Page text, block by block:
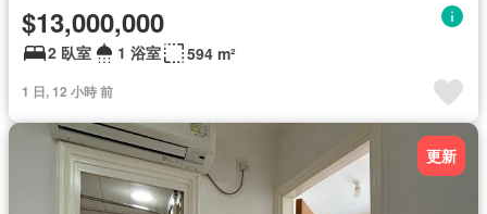
$13,000,000
2 臥室 1 浴室 594 m²
1 日, 12 小時 前
更新